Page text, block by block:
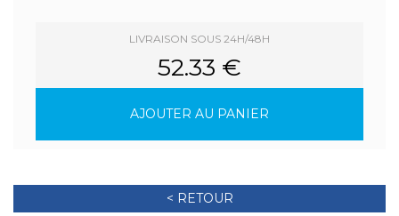
LIVRAISON SOUS 24H/48H
52.33 €
AJOUTER AU PANIER
< RETOUR